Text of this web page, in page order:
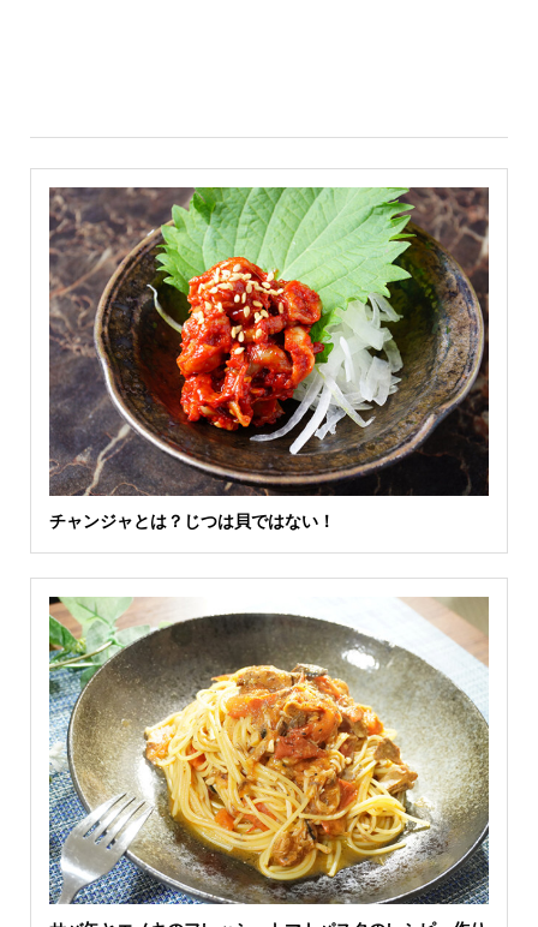
チャンジャとは？じつは貝ではない！